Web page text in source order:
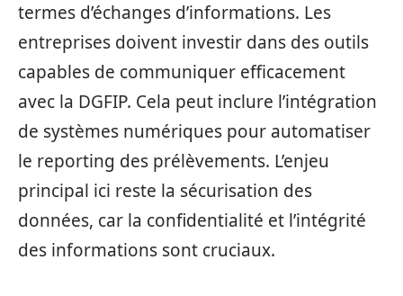
termes d’échanges d’informations. Les
entreprises doivent investir dans des outils
capables de communiquer efficacement
avec la DGFIP. Cela peut inclure l’intégration
de systèmes numériques pour automatiser
le reporting des prélèvements. L’enjeu
principal ici reste la sécurisation des
données, car la confidentialité et l’intégrité
des informations sont cruciaux.